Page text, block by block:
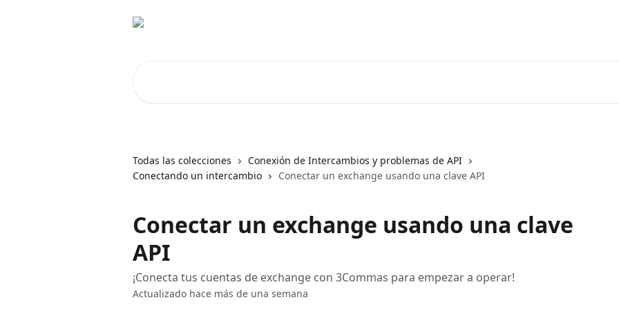
Todas las colecciones
Conexión de Intercambios y problemas de API
Conectando un intercambio
Conectar un exchange usando una clave API
Conectar un exchange usando una clave
API
¡Conecta tus cuentas de exchange con 3Commas para empezar a operar!
Actualizado hace más de una semana